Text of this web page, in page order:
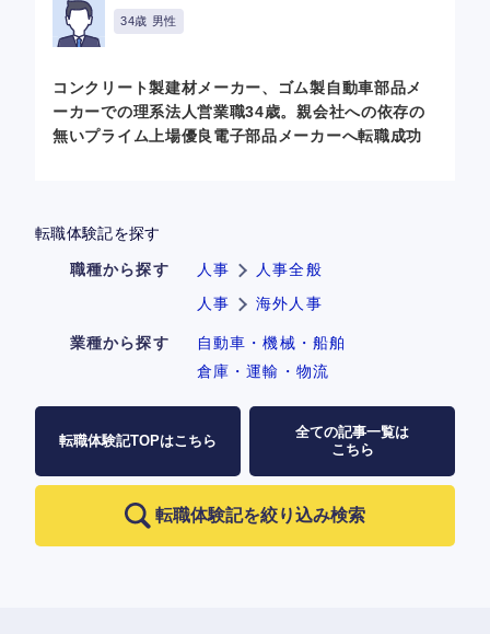
34歳 男性
コンクリート製建材メーカー、ゴム製自動車部品メ
ーカーでの理系法人営業職34歳。親会社への依存の
無いプライム上場優良電子部品メーカーへ転職成功
転職体験記を探す
職種から探す 人事
人事全般
人事
海外人事
業種から探す
自動車・機械・船舶
倉庫・運輸・物流
転職体験記TOPはこちら
転職体験記を絞り込み検索
全ての記事一覧は
こちら